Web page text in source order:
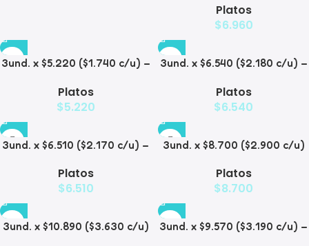
Platos
$6.960
3und. x $5.220 ($1.740 c/u) –
Mascotas Diseño Manzana
Platos
$5.220
3und. x $6.540 ($2.180 c/u) –
Mascotas
Platos
$6.540
3und. x $6.510 ($2.170 c/u) –
Mascotas
Platos
$6.510
3und. x $8.700 ($2.900 c/u)
para Mascotas
Platos
$8.700
3und. x $10.890 ($3.630 c/u)
3und. x $9.570 ($3.190 c/u) –